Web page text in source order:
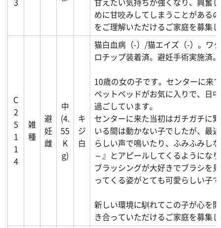
めに甘咬みしてしまうことがある
をご理解いただけるご家庭を募集
C
2
5
1
1
4
雑
種
避
妊
雌
中
(4.
55
K
g)
キ
ジ
白
猫白血病（-）/猫エイズ（-）。ワ
ロチップ装着済。避妊手術実施済。
10歳の女の子です。センターに来
ペットベッドがお気に入りで、日
過ごしています。
センターに来た当初はガチガチに
いる間は動かない子でしたが、最
らしい声で鳴いたり、ふみふみし
～』とアピールしてくるようにな
ブラッシングが大好きでブラシを
ってくる姿がとても可愛らしい子
新しい環境に馴れてこの子が心を
き合っていただけるご家庭を募集